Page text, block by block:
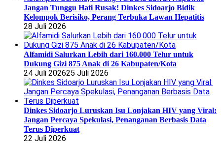
Jangan Tunggu Hati Rusak! Dinkes Sidoarjo Bidik
Kelompok Berisiko, Perang Terbuka Lawan Hepatitis
28 Juli 2026
Alfamidi Salurkan Lebih dari 160.000 Telur untuk
Dukung Gizi 875 Anak di 26 Kabupaten/Kota
24 Juli 202625 Juli 2026
Dinkes Sidoarjo Luruskan Isu Lonjakan HIV yang Viral:
Jangan Percaya Spekulasi, Penanganan Berbasis Data
Terus Diperkuat
22 Juli 2026